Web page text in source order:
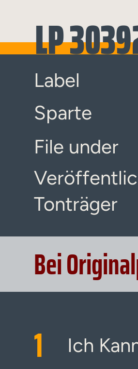
LP
Label
Sparte
File under
Tonträger
Bei
1 Ich